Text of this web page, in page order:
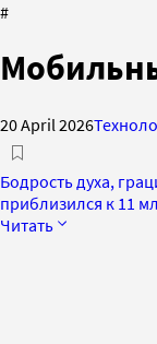
#
20 April 2026
Бодрость духа,
приблизился к 11
Читать